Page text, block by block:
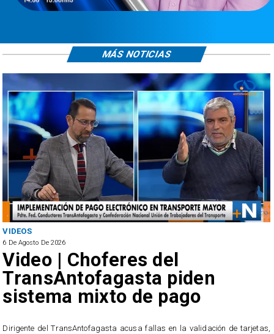
VIDEOS
6 De Agosto De 2026
Video | Choferes del
TransAntofagasta piden
sistema mixto de pago
​Dirigente del TransAntofagasta acusa fallas en la validación de tarjetas,
MÁS NOTICIAS